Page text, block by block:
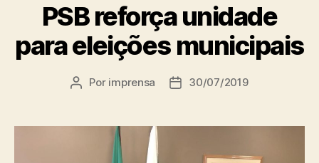
PSB reforça unidade
para eleições municipais
Autor
Por imprensa
Data30/07/2019